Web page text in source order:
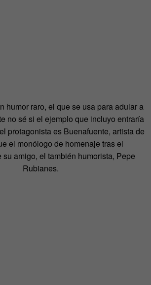
humor raro, el que se usa para adular a
no sé si el ejemplo que incluyo entraría
protagonista es Buenafuente, artista de
el monólogo de homenaje tras el
amigo, el también humorista, Pepe
Rubianes.